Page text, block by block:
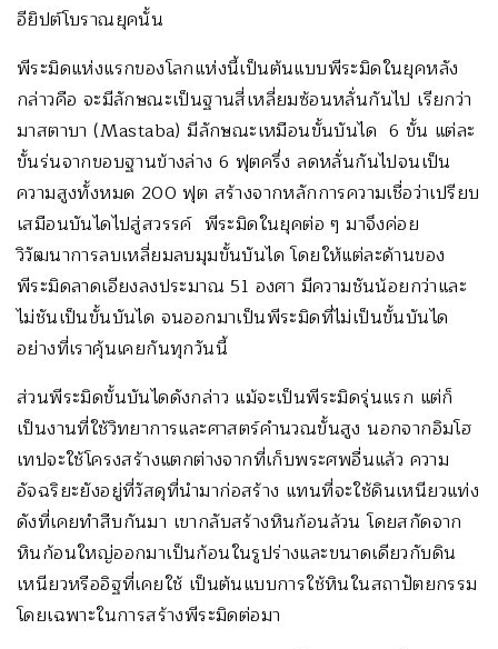
อียิปต์โบราณยุคนั้น
พีระมิดแห่งแรกของโลกแห่งนี้เป็นต้นแบบพีระมิดในยุคหลัง
กล่าวคือ จะมีลักษณะเป็นฐานสี่เหลี่ยมซ้อนหลั่นกันไป เรียกว่า
มาสตาบา (Mastaba) มีลักษณะเหมือนขั้นบันได 6 ขั้น แต่ละ
ขั้นร่นจากขอบฐานข้างล่าง 6 ฟุตครึ่ง ลดหลั่นกันไปจนเป็น
ความสูงทั้งหมด 200 ฟุต สร้างจากหลักการความเชื่อว่าเปรียบ
เสมือนบันไดไปสู่สวรรค์ พีระมิดในยุคต่อ ๆ มาจึงค่อย
วิวัฒนาการลบเหลี่ยมลบมุมขั้นบันได โดยให้แต่ละด้านของ
พีระมิดลาดเอียงลงประมาณ 51 องศา มีความชันน้อยกว่าและ
ไม่ชันเป็นขั้นบันได จนออกมาเป็นพีระมิดที่ไม่เป็นขั้นบันได
อย่างที่เราคุ้นเคยกันทุกวันนี้
ส่วนพีระมิดขั้นบันไดดังกล่าว แม้จะเป็นพีระมิดรุ่นแรก แต่ก็
เป็นงานที่ใช้วิทยาการและศาสตร์คำนวณขั้นสูง นอกจากอิมโฮ
เทปจะใช้โครงสร้างแตกต่างจากที่เก็บพระศพอื่นแล้ว ความ
อัจฉริยะยังอยู่ที่วัสดุที่นำมาก่อสร้าง แทนที่จะใช้ดินเหนียวแท่ง
ดังที่เคยทำสืบกันมา เขากลับสร้างหินก้อนล้วน โดยสกัดจาก
หินก้อนใหญ่ออกมาเป็นก้อนในรูปร่างและขนาดเดียวกับดิน
เหนียวหรืออิฐที่เคยใช้ เป็นต้นแบบการใช้หินในสถาปัตยกรรม
โดยเฉพาะในการสร้างพีระมิดต่อมา